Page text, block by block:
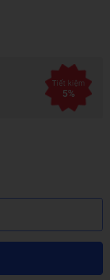
Tiết kiệm
5%